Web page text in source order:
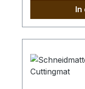
1
Maul der
In